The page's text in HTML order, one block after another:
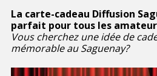
La carte-cadeau Diffusion
parfait pour tous les
Vous cherchez une idée de
mémorable au Saguenay?